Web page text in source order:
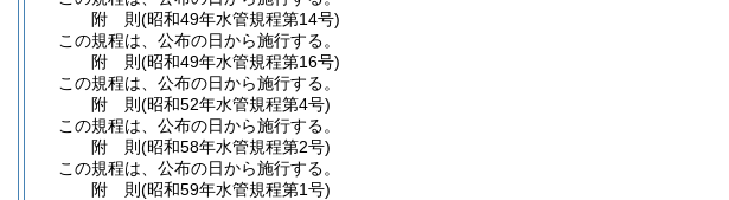
附 則(昭和49年水管規程第14号)
この規程は、公布の日から施行する。
附 則(昭和49年水管規程第16号)
この規程は、公布の日から施行する。
附 則(昭和52年水管規程第4号)
この規程は、公布の日から施行する。
附 則(昭和58年水管規程第2号)
この規程は、公布の日から施行する。
附 則(昭和59年水管規程第1号)